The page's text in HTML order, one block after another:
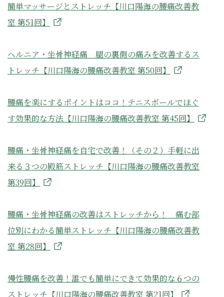
簡単マッサージとストレッチ【川口陽海の腰痛改善教
室 第51回】
ヘルニア・坐骨神経痛 腿の裏側の痛みを改善するス
トレッチ【川口陽海の腰痛改善教室 第50回】
腰痛を楽にするポイントはココ！テニスボールでほぐ
す効果的な方法【川口陽海の腰痛改善教室 第45回】
腰痛・坐骨神経痛を自宅で改善！（その２）手軽に出
来る３つの殿筋ストレッチ【川口陽海の腰痛改善教室
第39回】
腰痛・坐骨神経痛の改善はストレッチから！ 痛む部
位別にわかる簡単ストレッチ【川口陽海の腰痛改善教
室 第28回】
慢性腰痛を改善！誰でも簡単にできて効果的な６つの
ストレッチ【川口陽海の腰痛改善教室 第21回】